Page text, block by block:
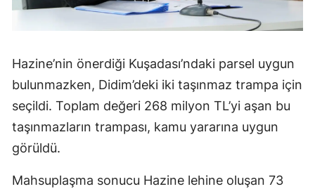
Hazine’nin önerdiği Kuşadası’ndaki parsel uygun
bulunmazken, Didim’deki iki taşınmaz trampa için
seçildi. Toplam değeri 268 milyon TL’yi aşan bu
taşınmazların trampası, kamu yararına uygun
görüldü.
Mahsuplaşma sonucu Hazine lehine oluşan 73